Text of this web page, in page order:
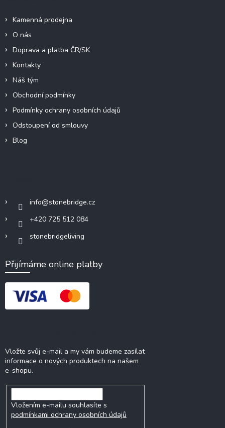
Kamenná prodejna
O nás
Doprava a platba ČR/SK
Kontakty
Náš tým
Obchodní podmínky
Podmínky ochrany osobních údajů
Odstoupení od smlouvy
Blog
info@stonebridge.cz
+420 725 512 084
stonebridgeliving
Přijímáme online platby
Vložte svůj e-mail a my vám budeme zasílat
informace o nových produktech na našem
e-shopu.
Vložením e-mailu souhlasíte s
podmínkami ochrany osobních údajů